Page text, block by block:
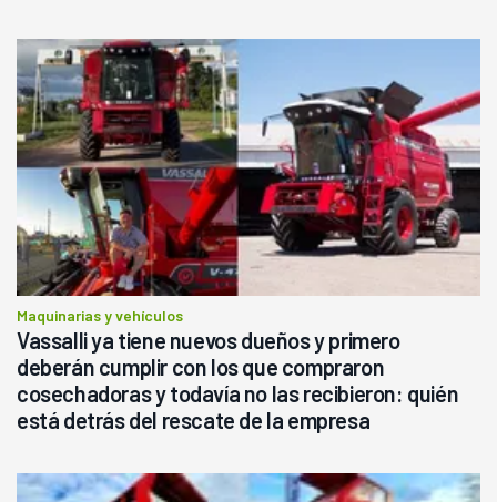
Maquinarias y vehículos
Vassalli ya tiene nuevos dueños y primero
deberán cumplir con los que compraron
cosechadoras y todavía no las recibieron: quién
está detrás del rescate de la empresa